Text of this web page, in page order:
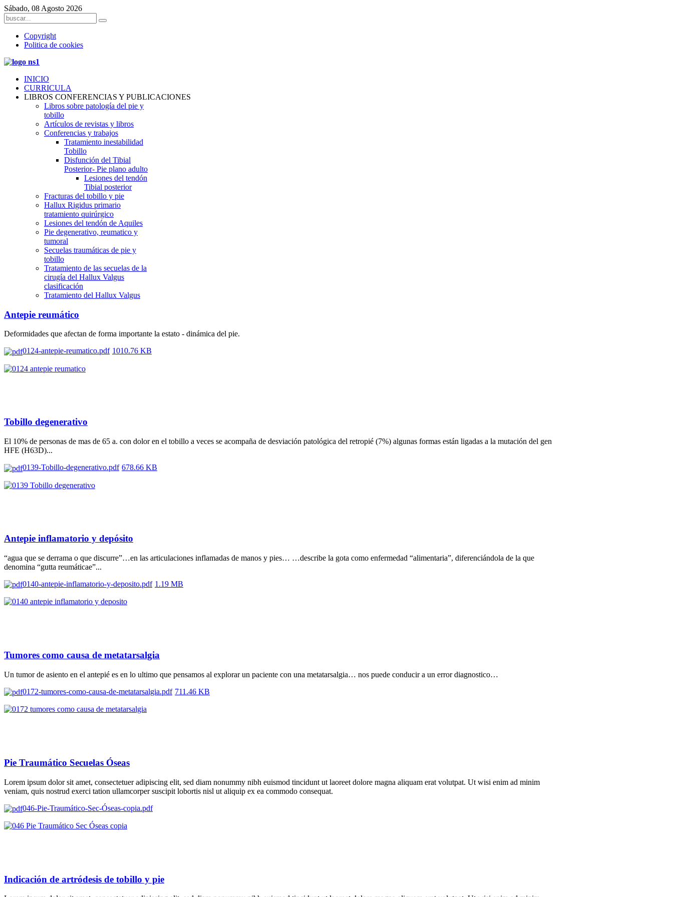
Sábado, 08 Agosto 2026
Copyright
Politica de cookies
INICIO
CURRICULA
LIBROS CONFERENCIAS Y PUBLICACIONES
Libros sobre patología del pie y
tobillo
Artículos de revistas y libros
Conferencias y trabajos
Tratamiento inestabilidad
Tobillo
Disfunción del Tibial
Posterior- Pie plano adulto
Lesiones del tendón
Tibial posterior
Fracturas del tobillo y pie
Hallux Rigidus primario
tratamiento quirúrgico
Lesiones del tendón de Aquiles
Pie degenerativo, reumatico y
tumoral
Secuelas traumáticas de pie y
tobillo
Tratamiento de las secuelas de la
cirugía del Hallux Valgus
clasificación
Tratamiento del Hallux Valgus
Antepie reumático
Deformidades que afectan de forma importante la estato - dinámica del pie.
0124-antepie-reumatico.pdf 1010.76 KB
Tobillo degenerativo
El 10% de personas de mas de 65 a. con dolor en el tobillo a veces se acompaña de desviación patológica del retropié (7%) algunas formas están ligadas a la mutación del gen
HFE (H63D)...
0139-Tobillo-degenerativo.pdf 678.66 KB
Antepie inflamatorio y depósito
“agua que se derrama o que discurre”…en las articulaciones inflamadas de manos y pies… …describe la gota como enfermedad “alimentaria”, diferenciándola de la que
denomina “gutta reumáticae”...
0140-antepie-inflamatorio-y-deposito.pdf 1.19 MB
Tumores como causa de metatarsalgia
Un tumor de asiento en el antepié es en lo ultimo que pensamos al explorar un paciente con una metatarsalgia… nos puede conducir a un error diagnostico…
0172-tumores-como-causa-de-metatarsalgia.pdf 711.46 KB
Pie Traumático Secuelas Óseas
Lorem ipsum dolor sit amet, consectetuer adipiscing elit, sed diam nonummy nibh euismod tincidunt ut laoreet dolore magna aliquam erat volutpat. Ut wisi enim ad minim
veniam, quis nostrud exerci tation ullamcorper suscipit lobortis nisl ut aliquip ex ea commodo consequat.
046-Pie-Traumático-Sec-Óseas-copia.pdf
Indicación de artródesis de tobillo y pie